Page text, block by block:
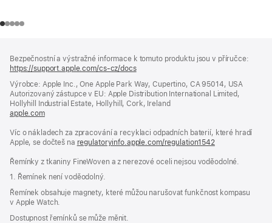
Bezpečnostní a výstražné informace k tomuto produktu jsou v příručce:
https://support.apple.com/cs-cz/docs(otevře
v novém
okně)
Výrobce: Apple Inc., One Apple Park Way, Cupertino, CA 95014, USA
Autorizovaný zástupce v EU: Apple Distribution International Limited,
Hollyhill Industrial Estate, Hollyhill, Cork, Ireland
apple.com(otevře
v novém
okně)
Víc o nákladech za zpracování a recyklaci odpadních baterií, které hradí
Apple, se dočteš na regulatoryinfo.apple.com/regulation1542(otevře
v novém
Řemínky z tkaniny FineWoven a z nerezové oceli nejsou voděodolné.
1. Řemínek není voděodolný.
Řemínek obsahuje magnety, které můžou narušovat funkčnost kompasu
v Apple Watch.
Dostupnost řemínků se může měnit.